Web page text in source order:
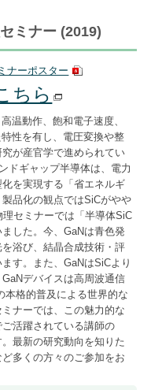
ミナー (2019)
ナーポスター
ちら
温動作、飽和電子速度、
性を有し、電圧変換や整
が産官学で進められてい
ドギャップ半導体は、電力
を実現する「省エネルギ
品化の観点ではSiCがやや
セミナーでは「半導体SiC
した。今、GaNは青色発
浴び、結晶合成技術・評
す。また、GaNはSiCより
デバイスは高周波通信
本格的普及による世界的な
ナーでは、この魅力的な
活躍されている講師の
最新の研究動向を知りた
多くの方々のご参加をお